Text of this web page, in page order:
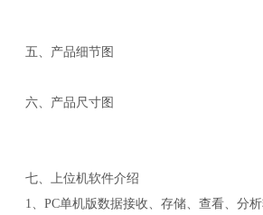
五、产品细节图
六、产品尺寸图
七、上位机软件介绍
1、 PC单机版数据接收、存储、查看、分